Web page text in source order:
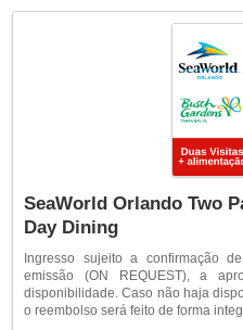
SeaWorld Orlando Two
Day Dining
Ingresso sujeito a confirmação
emissão (ON REQUEST), a
disponibilidade. Caso não haja
o reembolso será feito de forma